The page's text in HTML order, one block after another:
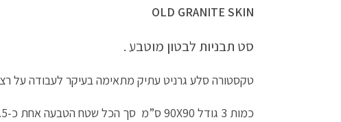
OLD GRANITE SKIN
סט תבניות לבטון מוטבע .
טקסטורה סלע גרניט עתיק מתאימה בעיקר לעבודה על
כמות 3 גודל 90X90 ס”מ סך הכל שטח הטבעה אחת כ-2.5 מטר , פרוליין .